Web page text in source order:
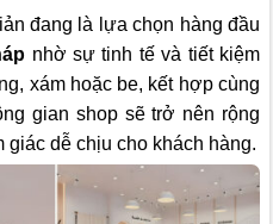
đang là lựa chọn hàng đầu
nhờ sự tinh tế và tiết kiệm
xám hoặc be, kết hợp cùng
gian shop sẽ trở nên rộng
giác dễ chịu cho khách hàng.